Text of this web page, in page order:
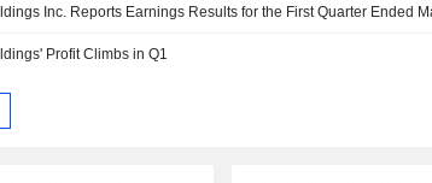
Profit Climbs in Q1